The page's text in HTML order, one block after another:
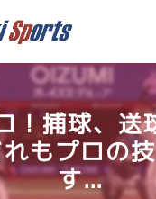
！捕球、送
もプロの
す...